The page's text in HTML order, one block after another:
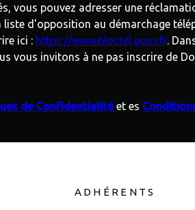
vous pouvez adresser une
liste d'opposition au démarchage
ici : https://www.bloctel.gouv.fr.
vous invitons à ne pas inscrire de
de Confidentialitéet es
ADHÉRENTS